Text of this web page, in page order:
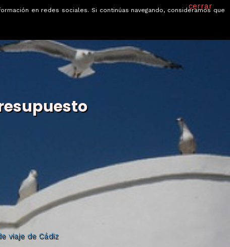
viaje de Cádiz
cerrar
en redes sociales. Si continúas navegando, consideramos que